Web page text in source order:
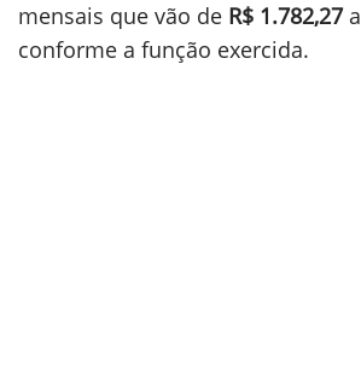
mensais que vão de R$ 1.782,27a
conforme a função exercida.